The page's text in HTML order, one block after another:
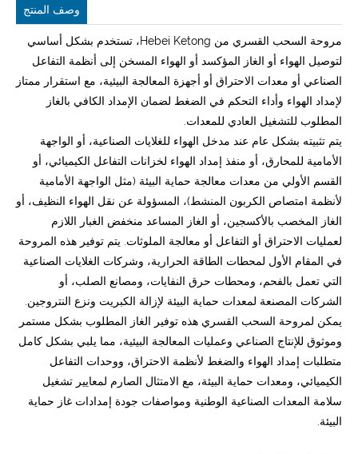
وصف المنتج
مروحة السحب القسري من Hebei Ketong، تستخدم بشكل أساسي
لتوصيل الهواء أو الغاز المؤكسد أو الهواء المسخن إلى أنظمة التفاعل
الصناعي أو معدات الاحتراق أو أجهزة المعالجة البيئية، مع استقرار ممتاز
لإمداد الهواء وأداء التحكم في الضغط لضمان الإمداد الكافي بالغاز
المطلوب للتشغيل العادي للمعدات.
يتم تثبيته بشكل عام عند مدخل الهواء للغلايات الصناعية، أو الواجهة
الأمامية للمحارق، أو منفذ إمداد الهواء لخزانات التفاعل الكيميائي، أو
القسم الأولي من معدات معالجة حماية البيئة (مثل الواجهة الأمامية
لأنظمة امتصاص الكربون المنشط)، المسؤولة عن نقل الهواء النظيف، أو
الغاز المخصب بالأكسجين، أو الغاز المساعد منخفض الغبار اللازم
لعمليات الاحتراق أو التفاعل أو معالجة الملوثات. يتم توفير هذه المروحة
في المقام الأول لمحطات الطاقة الحرارية، وشركات الغلايات الصناعية
التي تعمل بالفحم، ومحطات حرق النفايات، ومصانع الصلب، أو
الشركات المصنعة لمعدات حماية البيئة لإزالة الكبريت ونزع النتروجين.
يمكن لمروحة السحب القسري هذه توفير الغاز المطلوب بشكل مستمر
وموثوق للإنتاج الصناعي وعمليات المعالجة البيئية، مما يلبي بشكل كامل
متطلبات إمداد الهواء والضغط لأنظمة الاحتراق، ووحدات التفاعل
الكيميائي، ومعدات حماية البيئة، مع الامتثال الصارم لمعايير تشغيل
سلامة المعدات الصناعية الوطنية ومواصفات جودة إمدادات غاز حماية
البيئة.